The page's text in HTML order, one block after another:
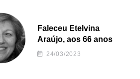
Faleceu Etelvina
Araújo, aos 66 anos
24/03/2023